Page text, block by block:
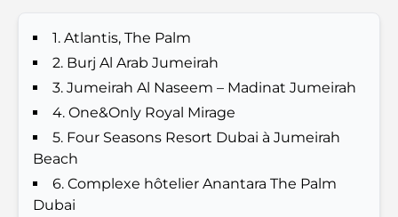
Que faire à Dubaï en été : le guide ultime pour
profiter de la chaleur
présents attentionnés et intemporels
Écoles à proximité de Palm Jumeirah : un guide
complet pour les familles
1. Atlantis, The Palm
2. Burj Al Arab Jumeirah
3. Jumeirah Al Naseem – Madinat Jumeirah
4. One&Only Royal Mirage
5. Four Seasons Resort Dubai à Jumeirah
Beach
6. Complexe hôtelier Anantara The Palm
Dubai